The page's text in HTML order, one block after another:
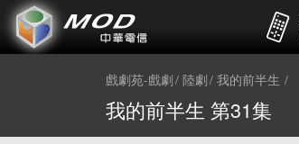
戲劇苑-戲劇 陸劇 我的前半生
我的前半生 第31集